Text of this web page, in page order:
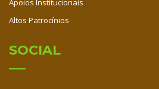
Apoios Institucionais
Altos Patrocínios
SOCIAL